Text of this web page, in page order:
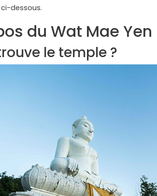
dessous.
du Wat Mae Yen
le temple ?